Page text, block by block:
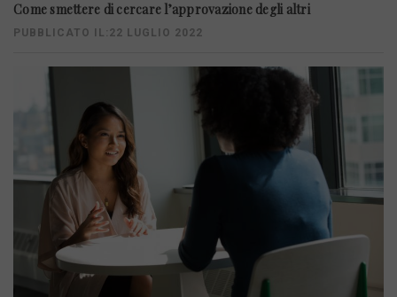
Come smettere di cercare l’approvazione degli altri
PUBBLICATO IL:22 LUGLIO 2022